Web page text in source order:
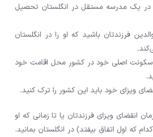
در یک مدرسه مستقل در انگلستان تحصیل
فرزندتان باشید که او را در انگلستان
اصلی خود در کشور محل اقامت خود
ویزای خود باید این کشور را ترک کنید.
انقضای ویزای فرزندتان یا تا زمانی که او
که اول اتفاق بیفتد) در انگلستان بمانید.